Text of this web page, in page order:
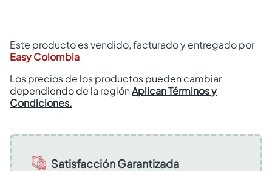
Este producto es vendido, facturado y entregado por
Easy Colombia
Los precios de los productos pueden cambiar
dependiendo de la regiónAplican Términos y
Condiciones.
Satisfacción Garantizada